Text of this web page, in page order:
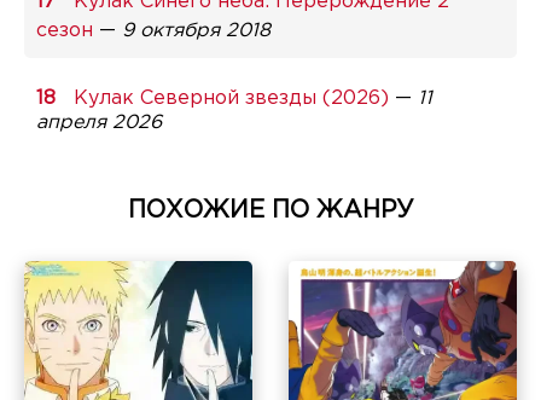
сезон — 9 октября 2018
Кулак Северной звезды (2026) — 11
апреля 2026
ПОХОЖИЕ ПО ЖАНРУ